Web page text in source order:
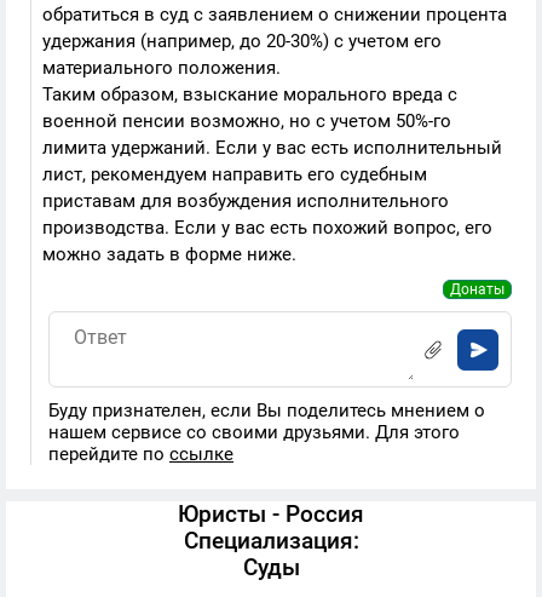
обратиться в суд с заявлением о снижении процента
удержания (например, до 20-30%) с учетом его
материального положения.
Таким образом, взыскание морального вреда с
военной пенсии возможно, но с учетом 50%-го
лимита удержаний. Если у вас есть исполнительный
лист, рекомендуем направить его судебным
приставам для возбуждения исполнительного
производства. Если у вас есть похожий вопрос, его
можно задать в форме ниже.
Донаты
Буду признателен, если Вы поделитесь мнением о
нашем сервисе со своими друзьями. Для этого
перейдите по ссылке
Юристы - Россия
Специализация:
Суды